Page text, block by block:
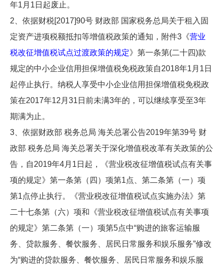
年1月1日起废止。
2、依据财税[2017]90号 财政部 国家税务总局关于租入固
定资产进项税额抵扣等增值税政策的通知，附件3《营业
税改征增值税试点过渡政策的规定》第一条第(二十四)款
规定的中小企业信用担保增值税免税政策自2018年1月1日
起停止执行。纳税人享受中小企业信用担保增值税免税政
策在2017年12月31日前未满3年的，可以继续享受至3年
期满为止。
3、依据财政部 税务总局 海关总署公告2019年第39号 财
政部 税务总局 海关总署关于深化增值税改革有关政策的公
告，自2019年4月1日起，《营业税改征增值税试点有关事
项的规定》第一条第（四）项第1点、第二条第（一）项
第1点停止执行。《营业税改征增值税试点实施办法》第
二十七条第（六）项和《营业税改征增值税试点有关事项
的规定》第二条第（一）项第5点中“购进的旅客运输服
务、贷款服务、餐饮服务、居民日常服务和娱乐服务”修改
为“购进的贷款服务、餐饮服务、居民日常服务和娱乐服